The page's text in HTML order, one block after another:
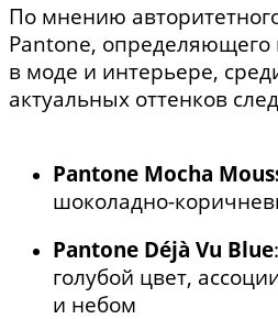
По мнению
Pantone, определяющего
в моде и интерьере,
актуальных оттенков
Pantone Mocha
шоколадно-
Pantone Déjà Vu Blue
голубой цвет,
и небом